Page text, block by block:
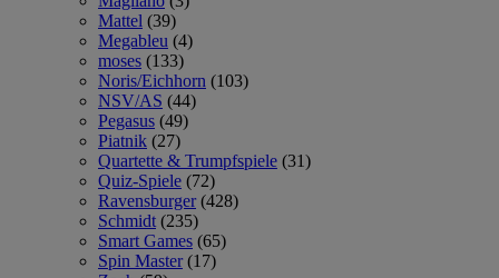
Mattel (39)
Megableu (4)
moses (133)
Noris/Eichhorn (103)
NSV/AS (44)
Pegasus (49)
Piatnik (27)
Quartette & Trumpfspiele (31)
Quiz-Spiele (72)
Ravensburger (428)
Schmidt (235)
Smart Games (65)
Spin Master (17)